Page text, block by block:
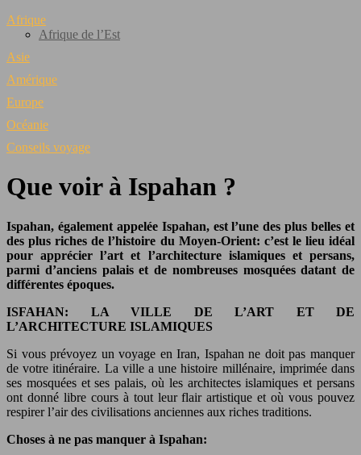
Afrique
Afrique de l’Est
Asie
Amérique
Europe
Océanie
Conseils voyage
Que voir à Ispahan ?
Ispahan, également appelée Ispahan, est l’une des plus belles et
des plus riches de l’histoire du Moyen-Orient: c’est le lieu idéal
pour apprécier l’art et l’architecture islamiques et persans,
parmi d’anciens palais et de nombreuses mosquées datant de
différentes époques.
ISFAHAN: LA VILLE DE L’ART ET DE
L’ARCHITECTURE ISLAMIQUES
Si vous prévoyez un voyage en Iran, Ispahan ne doit pas manquer
de votre itinéraire. La ville a une histoire millénaire, imprimée dans
ses mosquées et ses palais, où les architectes islamiques et persans
ont donné libre cours à tout leur flair artistique et où vous pouvez
respirer l’air des civilisations anciennes aux riches traditions.
Choses à ne pas manquer à Ispahan: